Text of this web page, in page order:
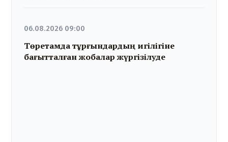
06.08.2026 09:00
Төретамда тұрғындардың игілігіне
бағытталған жобалар жүргізілуде